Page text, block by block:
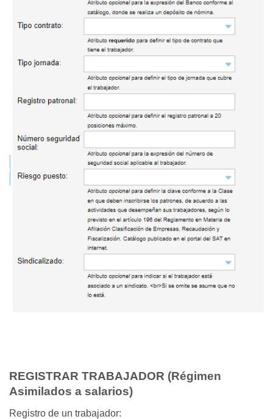
REGISTRAR TRABAJADOR (Régimen
Asimilados a salarios)
Registro de un trabajador: